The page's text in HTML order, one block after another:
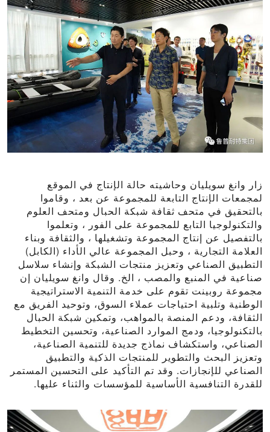
زار وانغ سويليان وحاشيته حالة الإنتاج في الموقع
لمجمعات الإنتاج التابعة للمجموعة عن بعد ، وقاموا
بالتحقيق في متحف ثقافة شبكة الحبال ومتحف العلوم
والتكنولوجيا التابع للمجموعة على الفور ، وتعلموا
بالتفصيل عن إنتاج المجموعة وتشغيلها ، والثقافة وبناء
العلامة التجارية ، وحبل المجموعة عالي الأداء (الكابل)
التطبيق الصناعي وتعزيز منتجات الشبكة وإنشاء سلاسل
صناعية في المنبع والمصب ، الخ. وقال وانغ سويليان إن
مجموعة روبينت تقوم على خدمة التنمية الاستراتيجية
الوطنية وتلبية احتياجات عملاء السوق، وتوحيد الفريق مع
الثقافة، ودعم المنصة بالمواهب، وتمكين شبكة الحبال
بالتكنولوجيا، ودمج الموارد الصناعية، وتحسين التخطيط
الصناعي، واستكشاف نماذج جديدة للتنمية الصناعية،
وتعزيز البحث والتطوير للمنتجات الذكية والتطبيق
الصناعي للإنجازات. وقد تم التأكيد على التحسين المستمر
للقدرة التنافسية الأساسية للمؤسسات والثناء عليها.